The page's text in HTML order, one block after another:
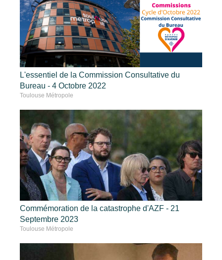
L'essentiel de la Commission Consultative du
Bureau - 4 Octobre 2022
Toulouse Métropole
Commémoration de la catastrophe d'AZF - 21
Septembre 2023
Toulouse Métropole